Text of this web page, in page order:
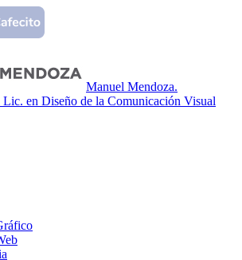
Manuel Mendoza.
Lic. en Diseño de la Comunicación Visual